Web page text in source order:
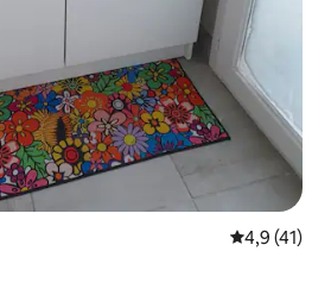
Vidutinis
4,9 (41)